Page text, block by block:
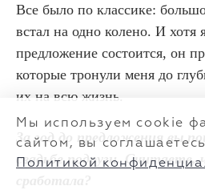
Все было по классике:
встал на одно колено. И хотя
предложение состоится, он
которые тронули меня до
их на всю жизнь.
За год до предложения вы
свадьбе подруги. Считаете,
Мы используем cookie
сайтом, вы
Политикой